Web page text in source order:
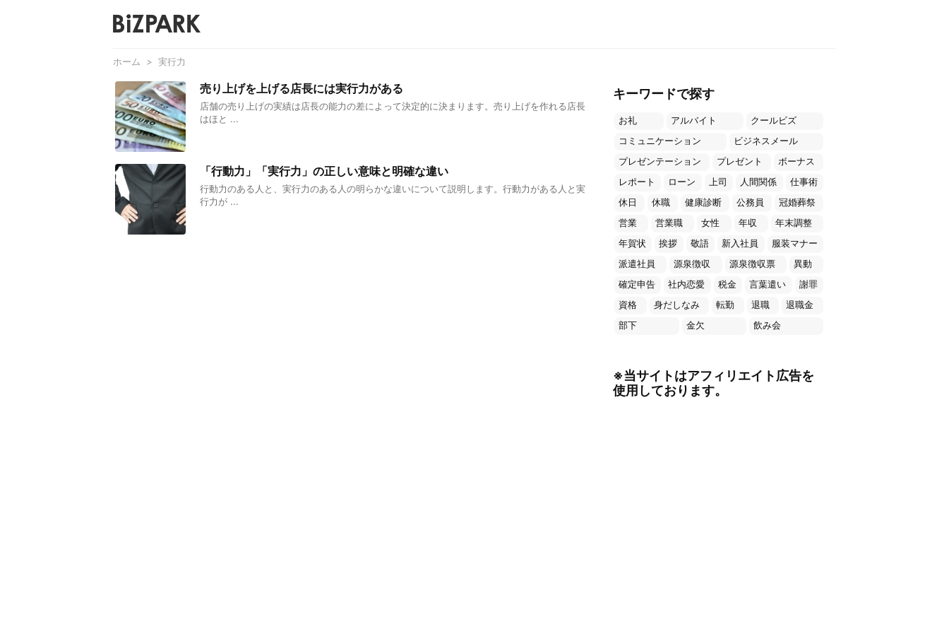
ホーム > 実行力
売り上げを上げる店長には実行力がある
店舗の売り上げの実績は店長の能力の差によって決定的に決まります。売り上げを作れる店長
はほと ...
「行動力」「実行力」の正しい意味と明確な違い
行動力のある人と、実行力のある人の明らかな違いについて説明します。行動力がある人と実
行力が ...
キーワードで探す
お礼 アルバイト
クールビズ
コミュニケーション
ビジネスメール
プレゼンテーション
プレゼント
ボーナス
レポート
ローン 上司 人間関係
仕事術
休日
休職 健康診断 公務員
冠婚葬祭
営業
営業職 女性 年収
年末調整
年賀状
挨拶 敬語 新入社員
服装マナー
派遣社員
源泉徴収 源泉徴収票
異動
確定申告
社内恋愛 税金 言葉遣い
謝罪
資格
身だしなみ 転勤 退職
退職金
部下
金欠 飲み会
※当サイトはアフィリエイト広告を
使用しております。